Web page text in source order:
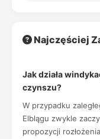
Najczęściej
Jak działa
czynszu?
W przypadku
Elblągu zwykle
propozycji